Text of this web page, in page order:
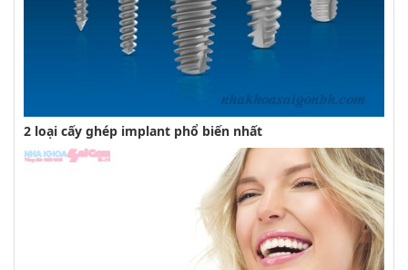
2 loại cấy ghép implant phổ biến nhất